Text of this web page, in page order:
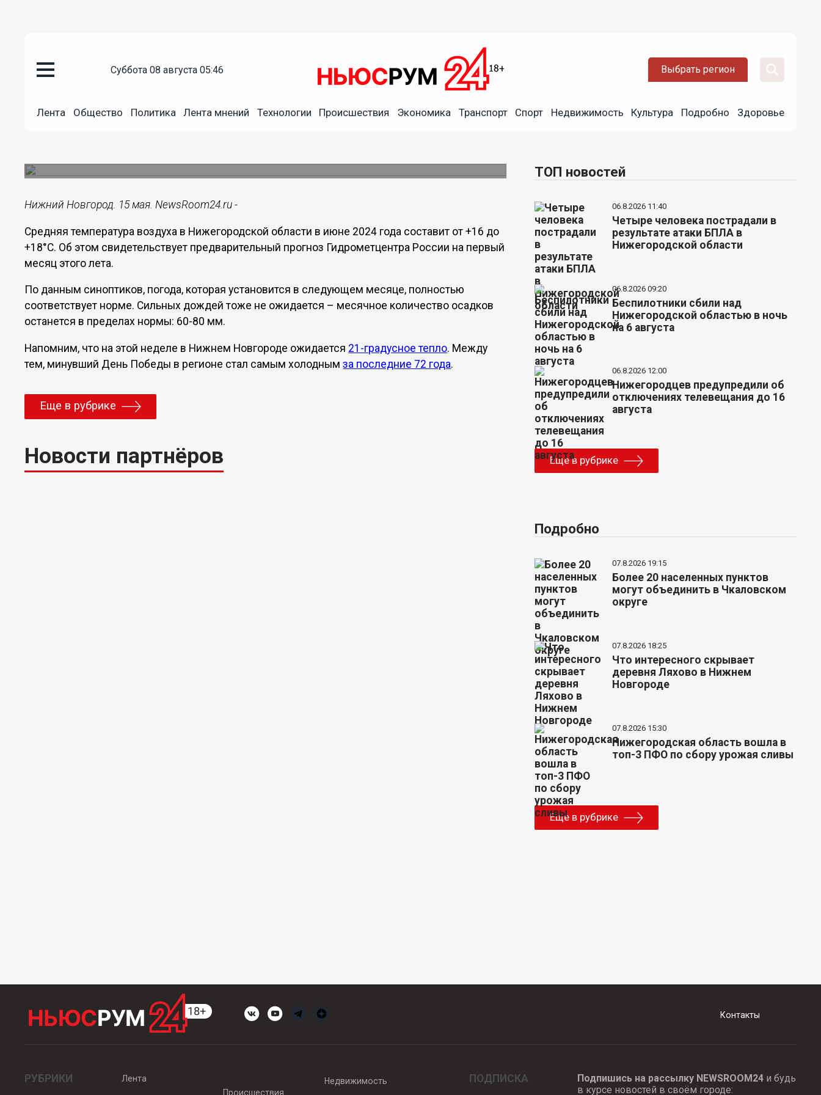
суббота 08 августа 05:46 Выбрать регион
Лента Общество Политика Лента мнений Технологии Происшествия Экономика Транспорт Спорт Недвижимость Культура Подробно Здоровье
15.05.202410:31
Нижний Новгород. 15 мая. NewsRoom24.ru -
Средняя температура воздуха в Нижегородской области в июне 2024 года составит от +16 до
+18°С. Об этом свидетельствует предварительный прогноз Гидрометцентра России на первый
месяц этого лета.
По данным синоптиков, погода, которая установится в следующем месяце, полностью
соответствует норме. Сильных дождей тоже не ожидается – месячное количество осадков
останется в пределах нормы: 60-80 мм.
Напомним, что на этой неделе в Нижнем Новгороде ожидается 21-градусное тепло. Между
тем, минувший День Победы в регионе стал самым холоднымза последние 72 года.
Еще в рубрике
Новости партнёров
ТОП новостей
06.8.2026 11:40
Четыре человека пострадали в
результате атаки БПЛА в
Нижегородской области
06.8.2026 09:20
Беспилотники сбили над
Нижегородской областью в ночь
на 6 августа
06.8.2026 12:00
Нижегородцев предупредили об
отключениях телевещания до 16
августа
Еще в рубрике
Подробно
07.8.2026 19:15
Более 20 населенных пунктов
могут объединить в Чкаловском
округе
07.8.2026 18:25
Что интересного скрывает
деревня Ляхово в Нижнем
Новгороде
07.8.2026 15:30
Нижегородская область вошла в
топ-3 ПФО по сбору урожая сливы
Еще в рубрике
Контакты
РУБРИКИ
Лента
Происшествия
Недвижимость ПОДПИСКА Подпишись на рассылку NEWSROOM24и будь
в курсе новостей в своём городе: